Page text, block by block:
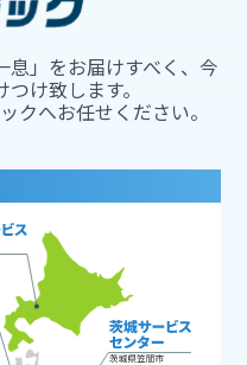
息」をお届けすべく、今
け致します。
クへお任せください。